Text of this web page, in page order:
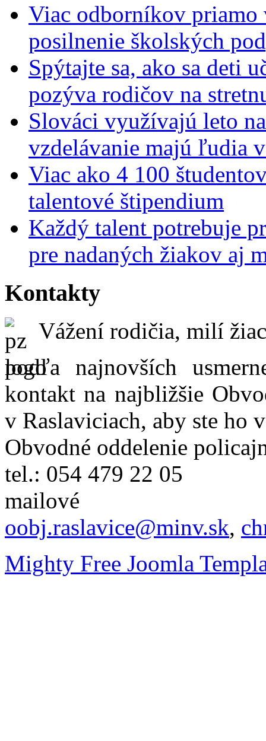
Viac odborníkov priamo
posilnenie školských
Spýtajte sa, ako sa deti
pozýva rodičov na
Slováci využívajú leto
vzdelávanie majú ľudia
Viac ako 4 100
talentové štipendium
Každý talent potrebuje
pre nadaných žiakov aj
Kontakty
Vážení rodičia, milí
podľa najnovších
kontakt na najbližšie
v Raslaviciach, aby ste ho
Obvodné oddelenie
tel.: 054 479 22 05
oobj.raslavice@minv.sk,
Mighty Free Joomla